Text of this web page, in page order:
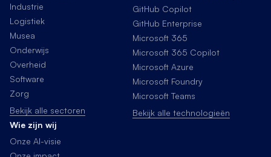
Industrie
Logistiek
Musea
Onderwijs
Overheid
Software
Zorg
Bekijk alle sectoren
GitHub Copilot
GitHub Enterprise
Microsoft 365
Microsoft 365 Copilot
Microsoft Azure
Microsoft Foundry
Microsoft Teams
Bekijk alle technologieën
Wie zijn wij
Onze AI-visie